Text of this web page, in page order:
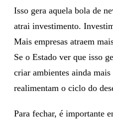
Isso gera aquela bola de
atrai investimento.
Mais empresas atraem
Se o Estado ver que isso
criar ambientes ainda
realimentam o ciclo do
Para fechar, é importante